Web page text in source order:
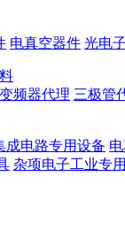
电真空器件 光电
变频器代理 三极管
成电路专用设备
杂项电子工业专